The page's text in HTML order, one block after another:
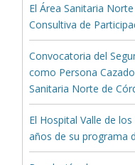
El Área Sanitaria
Consultiva de
Convocatoria del
como Persona
Sanitaria Norte de
El Hospital Valle de
años de su programa